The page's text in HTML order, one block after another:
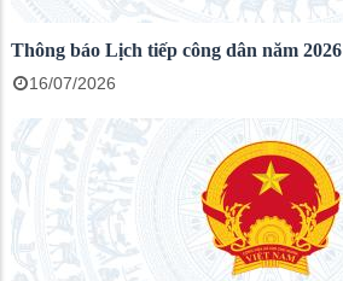
Thông báo Lịch tiếp công dân năm 2026
16/07/2026